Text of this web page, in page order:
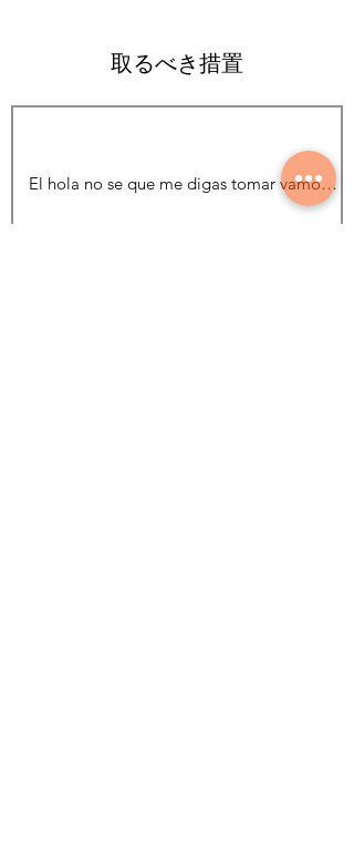
取るべき措置